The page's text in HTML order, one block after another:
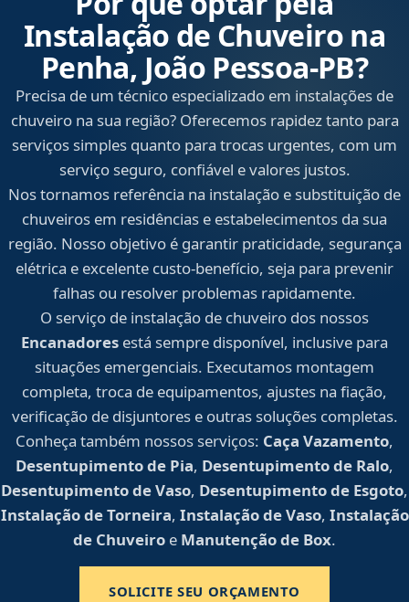
Instalação de Chuveiro na
Penha, João Pessoa‑PB?
Precisa de um técnico especializado em instalações de
chuveiro na sua região? Oferecemos rapidez tanto para
serviços simples quanto para trocas urgentes, com um
serviço seguro, confiável e valores justos.
Nos tornamos referência na instalação e substituição de
chuveiros em residências e estabelecimentos da sua
região. Nosso objetivo é garantir praticidade, segurança
elétrica e excelente custo-benefício, seja para prevenir
falhas ou resolver problemas rapidamente.
O serviço de instalação de chuveiro dos nossos
Encanadores está sempre disponível, inclusive para
situações emergenciais. Executamos montagem
completa, troca de equipamentos, ajustes na fiação,
verificação de disjuntores e outras soluções completas.
Conheça também nossos serviços: Caça Vazamento,
Desentupimento de Pia, Desentupimento de Ralo,
Desentupimento de Vaso, Desentupimento de Esgoto,
Instalação de Torneira, Instalação de Vaso, Instalação
de Chuveiro e Manutenção de Box.
SOLICITE SEU ORÇAMENTO